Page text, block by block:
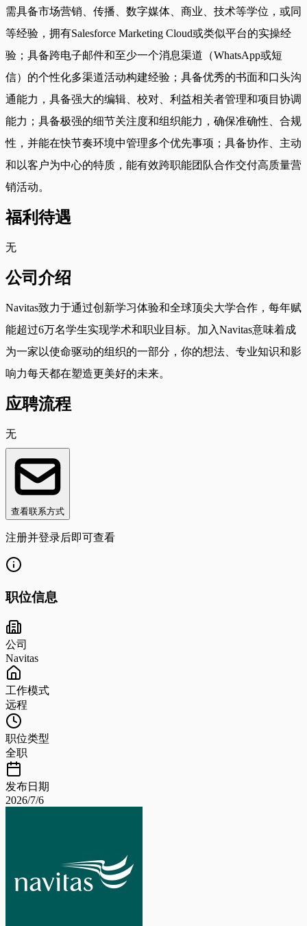
需具备市场营销、传播、数字媒体、商业、技术等学位，或同
等经验，拥有Salesforce Marketing Cloud或类似平台的实操经
验；具备跨电子邮件和至少一个消息渠道（WhatsApp或短
信）的个性化多渠道活动构建经验；具备优秀的书面和口头沟
通能力，具备强大的编辑、校对、利益相关者管理和项目协调
能力；具备极强的细节关注度和组织能力，确保准确性、合规
性，并能在快节奏环境中管理多个优先事项；具备协作、主动
和以客户为中心的特质，能有效跨职能团队合作交付高质量营
销活动。
福利待遇
无
公司介绍
Navitas致力于通过创新学习体验和全球顶尖大学合作，每年赋
能超过6万名学生实现学术和职业目标。加入Navitas意味着成
为一家以使命驱动的组织的一部分，你的想法、专业知识和影
响力每天都在塑造更美好的未来。
应聘流程
无
查看联系方式
注册并登录后即可查看
职位信息
公司
Navitas
工作模式
远程
职位类型
全职
发布日期
2026/7/6